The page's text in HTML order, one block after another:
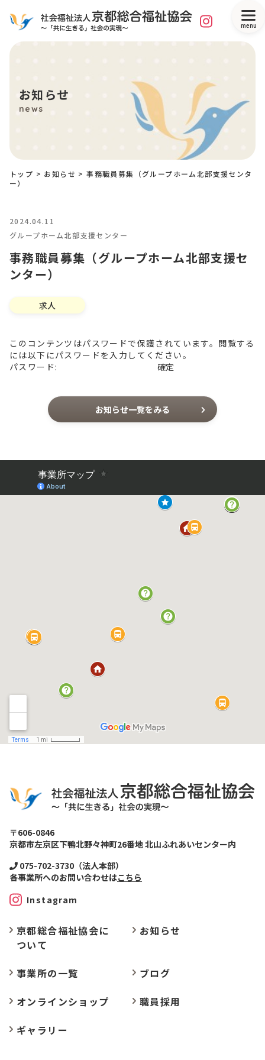
menu
お知らせ
news
トップ > お知らせ >事務職員募集（グループホーム北部支援センタ
ー）
2024.04.11
グループホーム北部支援センター
事務職員募集（グループホーム北部支援セ
ンター）
求人
このコンテンツはパスワードで保護されています。閲覧する
には以下にパスワードを入力してください。
パスワード:
お知らせ一覧をみる
〒606-0846
京都市左京区下鴨北野々神町26番地 北山ふれあいセンター内
075-702-3730（法人本部）
各事業所へのお問い合わせはこちら
Instagram
京都総合福祉協会に
ついて
お知らせ
事業所の一覧
ブログ
オンラインショップ
職員採用
ギャラリー